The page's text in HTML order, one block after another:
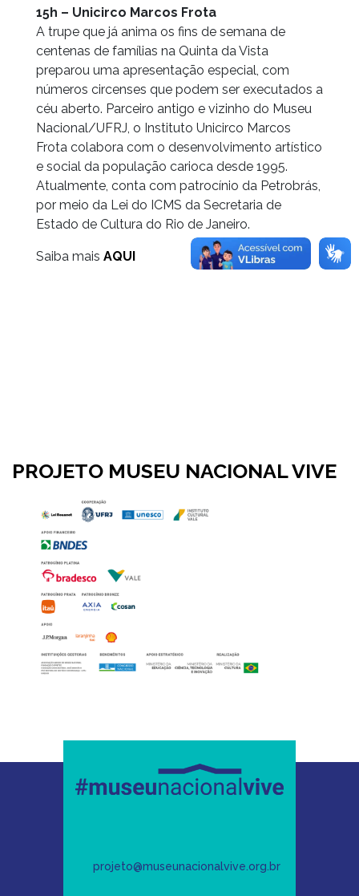
15h – Unicirco Marcos Frota
A trupe que já anima os fins de semana de
centenas de famílias na Quinta da Vista
preparou uma apresentação especial, com
números circenses que podem ser executados a
céu aberto. Parceiro antigo e vizinho do Museu
Nacional/UFRJ, o Instituto Unicirco Marcos
Frota colabora com o desenvolvimento artístico
e social da população carioca desde 1995.
Atualmente, conta com patrocínio da Petrobrás,
por meio da Lei do ICMS da Secretaria de
Estado de Cultura do Rio de Janeiro.
Saiba mais AQUI
PROJETO MUSEU NACIONAL VIVE
projeto@museunacionalvive.org.br